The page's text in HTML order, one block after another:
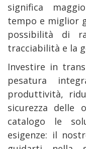
significa
tempo e miglior
possibilità di
tracciabilità e la
Investire in
pesatura
produttività,
sicurezza delle
catalogo le
esigenze: il